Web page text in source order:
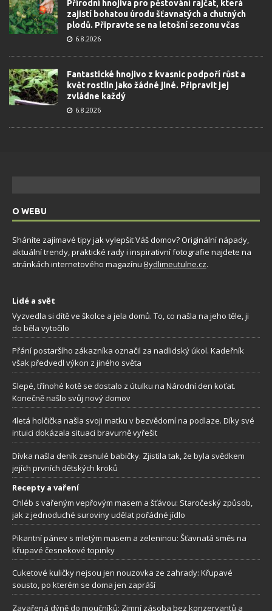
Přírodní hnojiva pro pěstování rajčat, která
zajistí bohatou úrodu šťavnatých a chutných
plodů. Připravte se na letošní sezonu včas
6.8.2026
Fantastické hnojivo z kvasnic podpoří růst a
květ rostlin jako žádné jiné. Připravit jej
zvládne každý
6.8.2026
O WEBU
Sháníte zajímavé tipy jak vylepšit Váš domov? Originální nápady,
aktuální trendy, praktické rady i inspirativní fotografie najdete na
stránkách internetového magazínu Bydlimeutulne.cz.
Lidé a svět
Vyzvedla si dítě ve školce a jela domů. To, co našla na jeho těle, ji
do běla vytočilo
Přání postaršího zákazníka označil za nadlidský úkol. Kadeřník
však předvedl výkon z jiného světa
Slepé, třínohé kotě se dostalo z útulku na Národní den koťat.
Konečně našlo svůj nový domov
4letá holčička našla svoji matku v bezvědomí na podlaze. Díky své
intuici dokázala situaci bravurně vyřešit
Dívka našla deník zesnulé babičky. Zjistila tak, že byla svědkem
jejích prvních dětských kroků
Recepty a vaření
Chléb s vařeným vepřovým masem a šťávou: Staročeský způsob,
jak z jednoduché suroviny udělat pořádné jídlo
Pikantní pánev s mletým masem a zeleninou: Šťavnatá směs na
křupavé česnekové topinky
Cuketové kuličky nejsou jen nouzovka ze zahrady: Křupavé
sousto, po kterém se doma jen zapráší
Zavařená dýně do moučníků: Zimní zásoba bez konzervantů a